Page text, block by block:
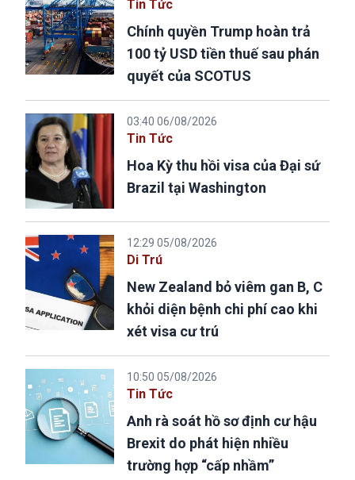
Tin Tức
Chính quyền Trump hoàn trả
100 tỷ USD tiền thuế sau phán
quyết của SCOTUS
03:40 06/08/2026
Tin Tức
Hoa Kỳ thu hồi visa của Đại sứ
Brazil tại Washington
12:29 05/08/2026
Di Trú
New Zealand bỏ viêm gan B, C
khỏi diện bệnh chi phí cao khi
xét visa cư trú
10:50 05/08/2026
Tin Tức
Anh rà soát hồ sơ định cư hậu
Brexit do phát hiện nhiều
trường hợp “cấp nhầm”